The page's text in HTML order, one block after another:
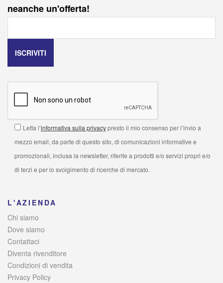
neanche un'offerta!
Letta l’informativa sulla privacypresto il mio consenso per l’invio a
mezzo email, da parte di questo sito, di comunicazioni informative e
promozionali, inclusa la newsletter, riferite a prodotti e/o servizi propri e/o
di terzi e per lo svolgimento di ricerche di mercato.
L'AZIENDA
Chi siamo
Dove siamo
Contattaci
Diventa rivenditore
Condizioni di vendita
Privacy Policy